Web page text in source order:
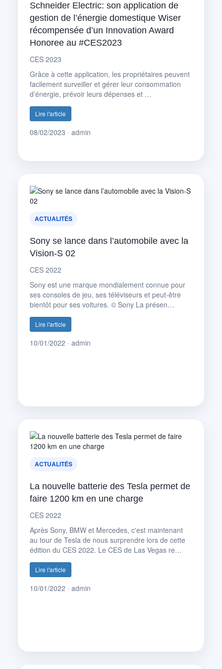
Schneider Electric: son application de
gestion de l’énergie domestique Wiser
récompensée d’un Innovation Award
Honoree au #CES2023
CES 2023
Grâce à cette application, les propriétaires peuvent
facilement surveiller et gérer leur consommation
d’énergie, prévoir leurs dépenses et …
Lire l'article
08/02/2023 · admin
ACTUALITÉS
Sony se lance dans l’automobile avec la
Vision-S 02
CES 2022
Sony est une marque mondialement connue pour
ses consoles de jeu, ses téléviseurs et peut-être
bientôt pour ses voitures. © Sony La présen…
Lire l'article
10/01/2022 · admin
ACTUALITÉS
La nouvelle batterie des Tesla permet de
faire 1200 km en une charge
CES 2022
Après Sony, BMW et Mercedes, c'est maintenant
au tour de Tesla de nous surprendre lors de cette
édition du CES 2022. Le CES de Las Vegas re…
Lire l'article
10/01/2022 · admin